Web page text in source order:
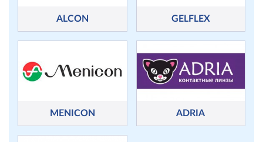
ALCON GELFLEX
MENICON ADRIA